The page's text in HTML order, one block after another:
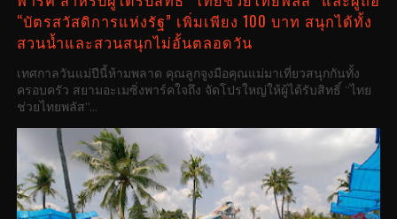
“บัตรสวัสดิการแห่งรัฐ” เพิ่มเพียง 100 บาท สนุกได้ทั้ง
สวนน้ำและสวนสนุกไม่อั้นตลอดวัน
เทศกาลวันแม่ปีนี้ห้ามพลาด คุณลูกจูงมือคุณแม่มาเที่ยวสนุกกันทั้ง
ครอบครัว สยามอะเมซิ่งพาร์คใจถึง จัดโปรใหญ่ให้ผู้ได้รับสิทธิ์ “ไทย
ช่วยไทยพลัส”...